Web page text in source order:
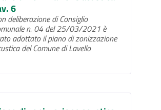
6
deliberazione di Consiglio
n. 04 del 25/03/2021 è
adottato il piano di zonizzazione
del Comune di Lavello